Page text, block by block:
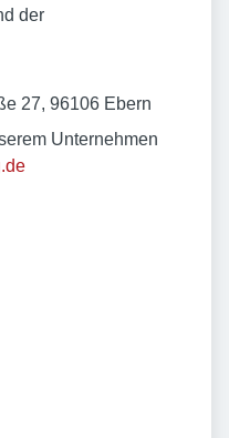
der
27, 96106 Ebern
Unternehmen